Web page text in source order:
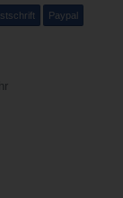
Paypal